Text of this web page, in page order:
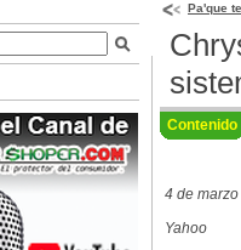
Pa'que
Contenido
4 de
Yahoo